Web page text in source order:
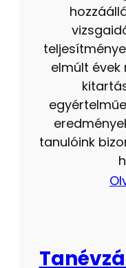
elmúlt évek
tanulóink